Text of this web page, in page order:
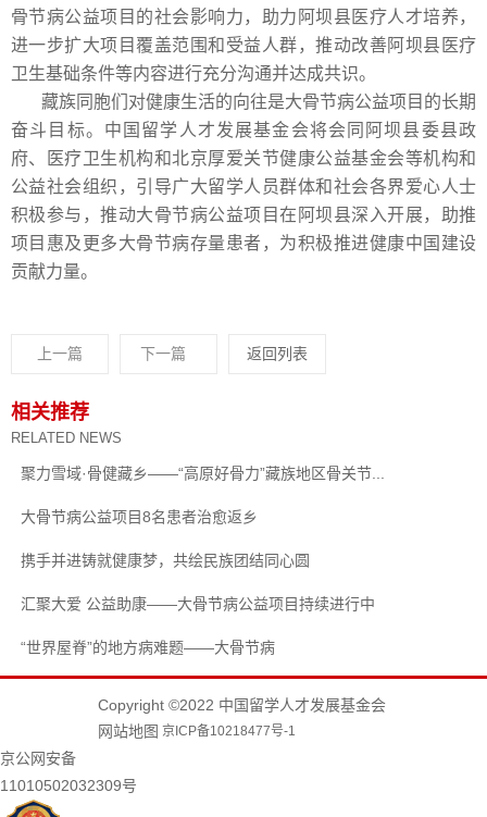
骨节病公益项目的社会影响力，助力阿坝县医疗人才培养，
进一步扩大项目覆盖范围和受益人群，推动改善阿坝县医疗
卫生基础条件等内容进行充分沟通并达成共识。
藏族同胞们对健康生活的向往是大骨节病公益项目的长期
奋斗目标。中国留学人才发展基金会将会同阿坝县委县政
府、医疗卫生机构和北京厚爱关节健康公益基金会等机构和
公益社会组织，引导广大留学人员群体和社会各界爱心人士
积极参与，推动大骨节病公益项目在阿坝县深入开展，助推
项目惠及更多大骨节病存量患者，为积极推进健康中国建设
贡献力量。
上一篇 下一篇 返回列表
相关推荐
RELATED NEWS
聚力雪域·骨健藏乡——“高原好骨力”藏族地区骨关节...
大骨节病公益项目8名患者治愈返乡
携手并进铸就健康梦，共绘民族团结同心圆
汇聚大爱 公益助康——大骨节病公益项目持续进行中
“世界屋脊”的地方病难题——大骨节病
Copyright ©2022 中国留学人才发展基金会
网站地图 京ICP备10218477号-1
京公网安备
11010502032309号